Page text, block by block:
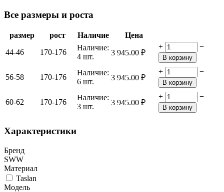
Все размеры и роста
размер рост Наличие
Цена
44-46
170-176
Наличие:
4 шт.
3 945.00 ₽
+ −
В корзину
56-58 170-176
Наличие:
6 шт.
3 945.00 ₽
+ −
В корзину
60-62 170-176
Наличие:
3 шт.
3 945.00 ₽
+ −
В корзину
Характеристики
Бренд
SWW
Материал
Taslan
Модель